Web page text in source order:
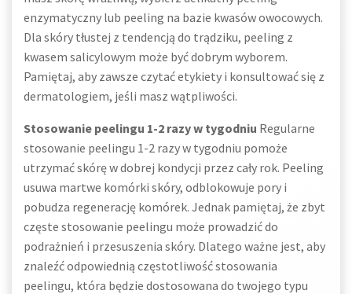
enzymatyczny lub peeling na bazie kwasów owocowych.
Dla skóry tłustej z tendencją do trądziku, peeling z
kwasem salicylowym może być dobrym wyborem.
Pamiętaj, aby zawsze czytać etykiety i konsultować się z
dermatologiem, jeśli masz wątpliwości.
Stosowanie peelingu 1-2 razy w tygodniu Regularne
stosowanie peelingu 1-2 razy w tygodniu pomoże
utrzymać skórę w dobrej kondycji przez cały rok. Peeling
usuwa martwe komórki skóry, odblokowuje pory i
pobudza regenerację komórek. Jednak pamiętaj, że zbyt
częste stosowanie peelingu może prowadzić do
podrażnień i przesuszenia skóry. Dlatego ważne jest, aby
znaleźć odpowiednią częstotliwość stosowania
peelingu, która będzie dostosowana do twojego typu